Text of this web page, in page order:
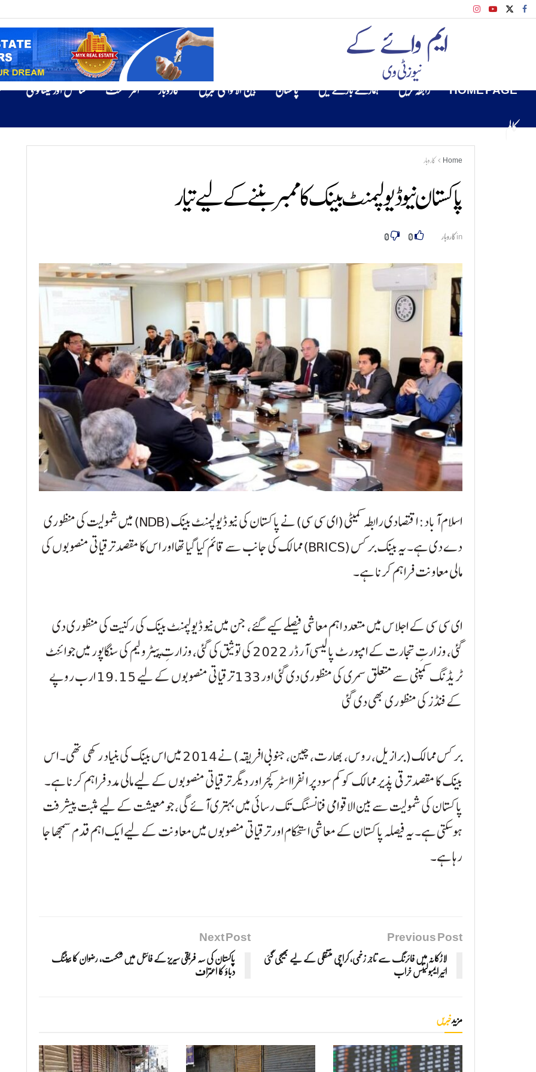
HOME PAGE رابطہ کریں ہمارے بارے میں پاکستان بین الاقوامی خبریں کاروبار انٹرٹینمنٹ سائنس اور ٹیکنالوجی
کالم
Home کاروبار
پاکستان نیو ڈیولپمنٹ بینک کا ممبر بننے کے لیے تیار
in کاروبار 0
0
اسلام آباد: اقتصادی رابطہ کمیٹی (ای سی سی) نے پاکستان کی نیو ڈیولپمنٹ بینک (NDB) میں شمولیت کی منظوری
دے دی ہے۔ یہ بینک برکس (BRICS) ممالک کی جانب سے قائم کیا گیا تھا اور اس کا مقصد ترقیاتی منصوبوں کی
مالی معاونت فراہم کرنا ہے۔
ای سی سی کے اجلاس میں متعدد اہم معاشی فیصلے کیے گئے، جن میں نیو ڈیولپمنٹ بینک کی رکنیت کی منظوری دی
گئی، وزارتِ تجارت کے امپورٹ پالیسی آرڈر 2022 کی توثیق کی گئی، وزارتِ پیٹرولیم کی سنگاپور میں جوائنٹ
ٹریڈنگ کمپنی سے متعلق سمری کی منظوری دی گئی اور 133 ترقیاتی منصوبوں کے لیے 19.15 ارب روپے
کے فنڈز کی منظوری بھی دی گئی
برکس ممالک (برازیل، روس، بھارت، چین، جنوبی افریقہ) نے 2014 میں اس بینک کی بنیاد رکھی تھی۔ اس
بینک کا مقصد ترقی پذیر ممالک کو کم سود پر انفرااسٹرکچر اور دیگر ترقیاتی منصوبوں کے لیے مالی مدد فراہم کرنا ہے۔
پاکستان کی شمولیت سے بین الاقوامی فنانسنگ تک رسائی میں بہتری آئے گی، جو معیشت کے لیے مثبت پیشرفت
ہوسکتی ہے۔ یہ فیصلہ پاکستان کے معاشی استحکام اور ترقیاتی منصوبوں میں معاونت کے لیے ایک اہم قدم سمجھا جا
رہا ہے۔
Previous Post
لاڑکانہ میں فائرنگ سے تاجر زخمی، کراچی منتقلی کے لیے بھیجی گئی
ائیر ایمبولینس خراب
Next Post
پاکستان کی سہ فریقی سیریز کے فائنل میں شکست، رضوان کا بیٹنگ
دباؤ کا اعتراف
مزیدخبریں